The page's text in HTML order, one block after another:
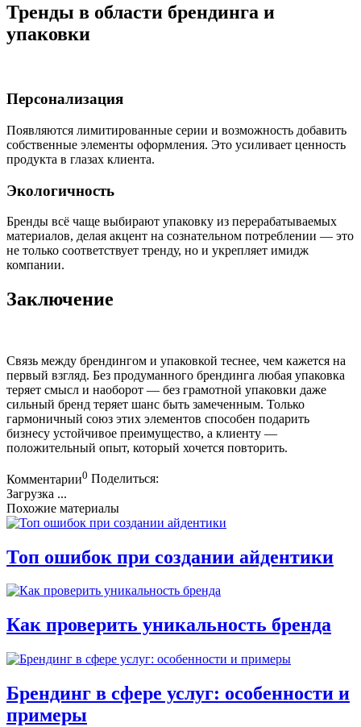
Тренды в области брендинга и
упаковки
Персонализация
Появляются лимитированные серии и возможность добавить
собственные элементы оформления. Это усиливает ценность
продукта в глазах клиента.
Экологичность
Бренды всё чаще выбирают упаковку из перерабатываемых
материалов, делая акцент на сознательном потреблении — это
не только соответствует тренду, но и укрепляет имидж
компании.
Заключение
Связь между брендингом и упаковкой теснее, чем кажется на
первый взгляд. Без продуманного брендинга любая упаковка
теряет смысл и наоборот — без грамотной упаковки даже
сильный бренд теряет шанс быть замеченным. Только
гармоничный союз этих элементов способен подарить
бизнесу устойчивое преимущество, а клиенту —
положительный опыт, который хочется повторить.
Комментарии0 Поделиться:
Загрузка ...
Похожие материалы
Топ ошибок при создании айдентики
Как проверить уникальность бренда
Брендинг в сфере услуг: особенности и
примеры